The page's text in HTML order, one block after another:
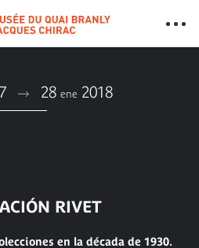
28 ene 2018
RIVET
en la década de 1930.